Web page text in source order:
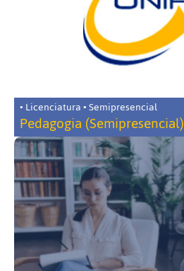
• Licenciatura • Semipresencial
Pedagogia (Semipresencial)